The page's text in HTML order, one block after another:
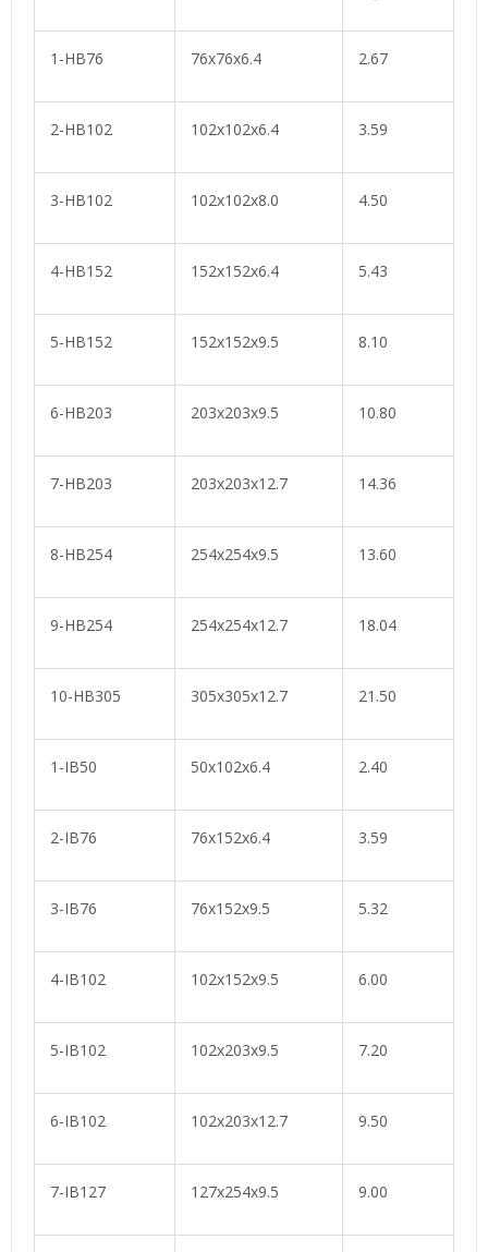
1-HB76 76x76x6.4 2.67
2-HB102 102x102x6.4 3.59
3-HB102 102x102x8.0 4.50
4-HB152 152x152x6.4 5.43
5-HB152 152x152x9.5 8.10
6-HB203 203x203x9.5 10.80
7-HB203 203x203x12.7 14.36
8-HB254 254x254x9.5 13.60
9-HB254 254x254x12.7 18.04
10-HB305 305x305x12.7 21.50
1-IB50 50x102x6.4 2.40
2-IB76 76x152x6.4 3.59
3-IB76 76x152x9.5 5.32
4-IB102 102x152x9.5 6.00
5-IB102 102x203x9.5 7.20
6-IB102 102x203x12.7 9.50
7-IB127 127x254x9.5 9.00